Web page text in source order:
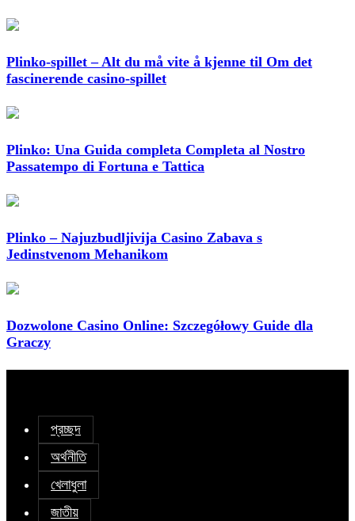
Plinko-spillet – Alt du må vite å kjenne til Om det
fascinerende casino-spillet
Plinko: Una Guida completa Completa al Nostro
Passatempo di Fortuna e Tattica
Plinko – Najuzbudljivija Casino Zabava s
Jedinstvenom Mehanikom
Dozwolone Casino Online: Szczegółowy Guide dla
Graczy
প্রচ্ছদ
অর্থনীতি
খেলাধুলা
জাতীয়